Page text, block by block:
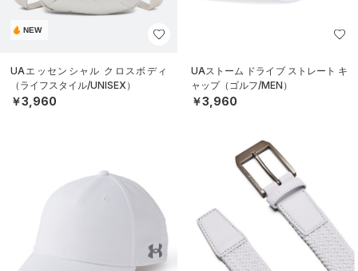
NEW
UAエッセンシャル クロスボディ
（ライフスタイル/UNISEX）
￥3,960
UAストーム ドライブ ストレート キ
ャップ（ゴルフ/MEN）
￥3,960